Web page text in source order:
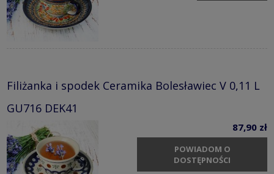
Filiżanka i spodek Ceramika Bolesławiec V 0,11 L
GU716 DEK41
87,90 zł
POWIADOM O
DOSTĘPNOŚCI